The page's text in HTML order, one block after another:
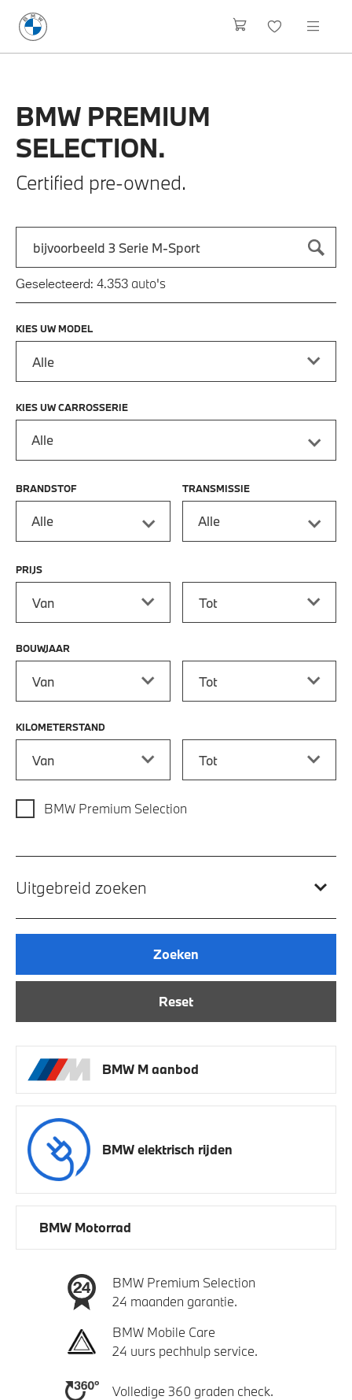
BMW PREMIUM
SELECTION.
Certified pre-owned.
Zoek naar een automodel, bijvoorbeeld 3 Serie M-Sport
Typ een automodel in en druk op enter om te zoeken
Geselecteerd: 4.353 auto's
KIES UW MODEL
KIES UW CARROSSERIE
Alle
BRANDSTOF
Alle
TRANSMISSIE
Alle
PRIJS
BOUWJAAR
KILOMETERSTAND
BMW Premium Selection
Uitgebreid zoeken
Reset
Zoeken
BMW M aanbod
BMW elektrisch rijden
BMW Motorrad
BMW Premium Selection
24 maanden garantie.
BMW Mobile Care
24 uurs pechhulp service.
Volledige 360 graden check.